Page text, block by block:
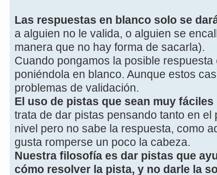
Las respuestas en blanco solo se
a alguien no le valida, o alguien se
manera que no hay forma de sacarla).
Cuando pongamos la posible
poniéndola en blanco. Aunque estos
problemas de validación.
El uso de pistas que sean muy
trata de dar pistas pensando tanto en el
nivel pero no sabe la respuesta, como
gusta romperse un poco la cabeza.
Nuestra filosofía es dar pistas que
cómo resolver la pista, y no darle la